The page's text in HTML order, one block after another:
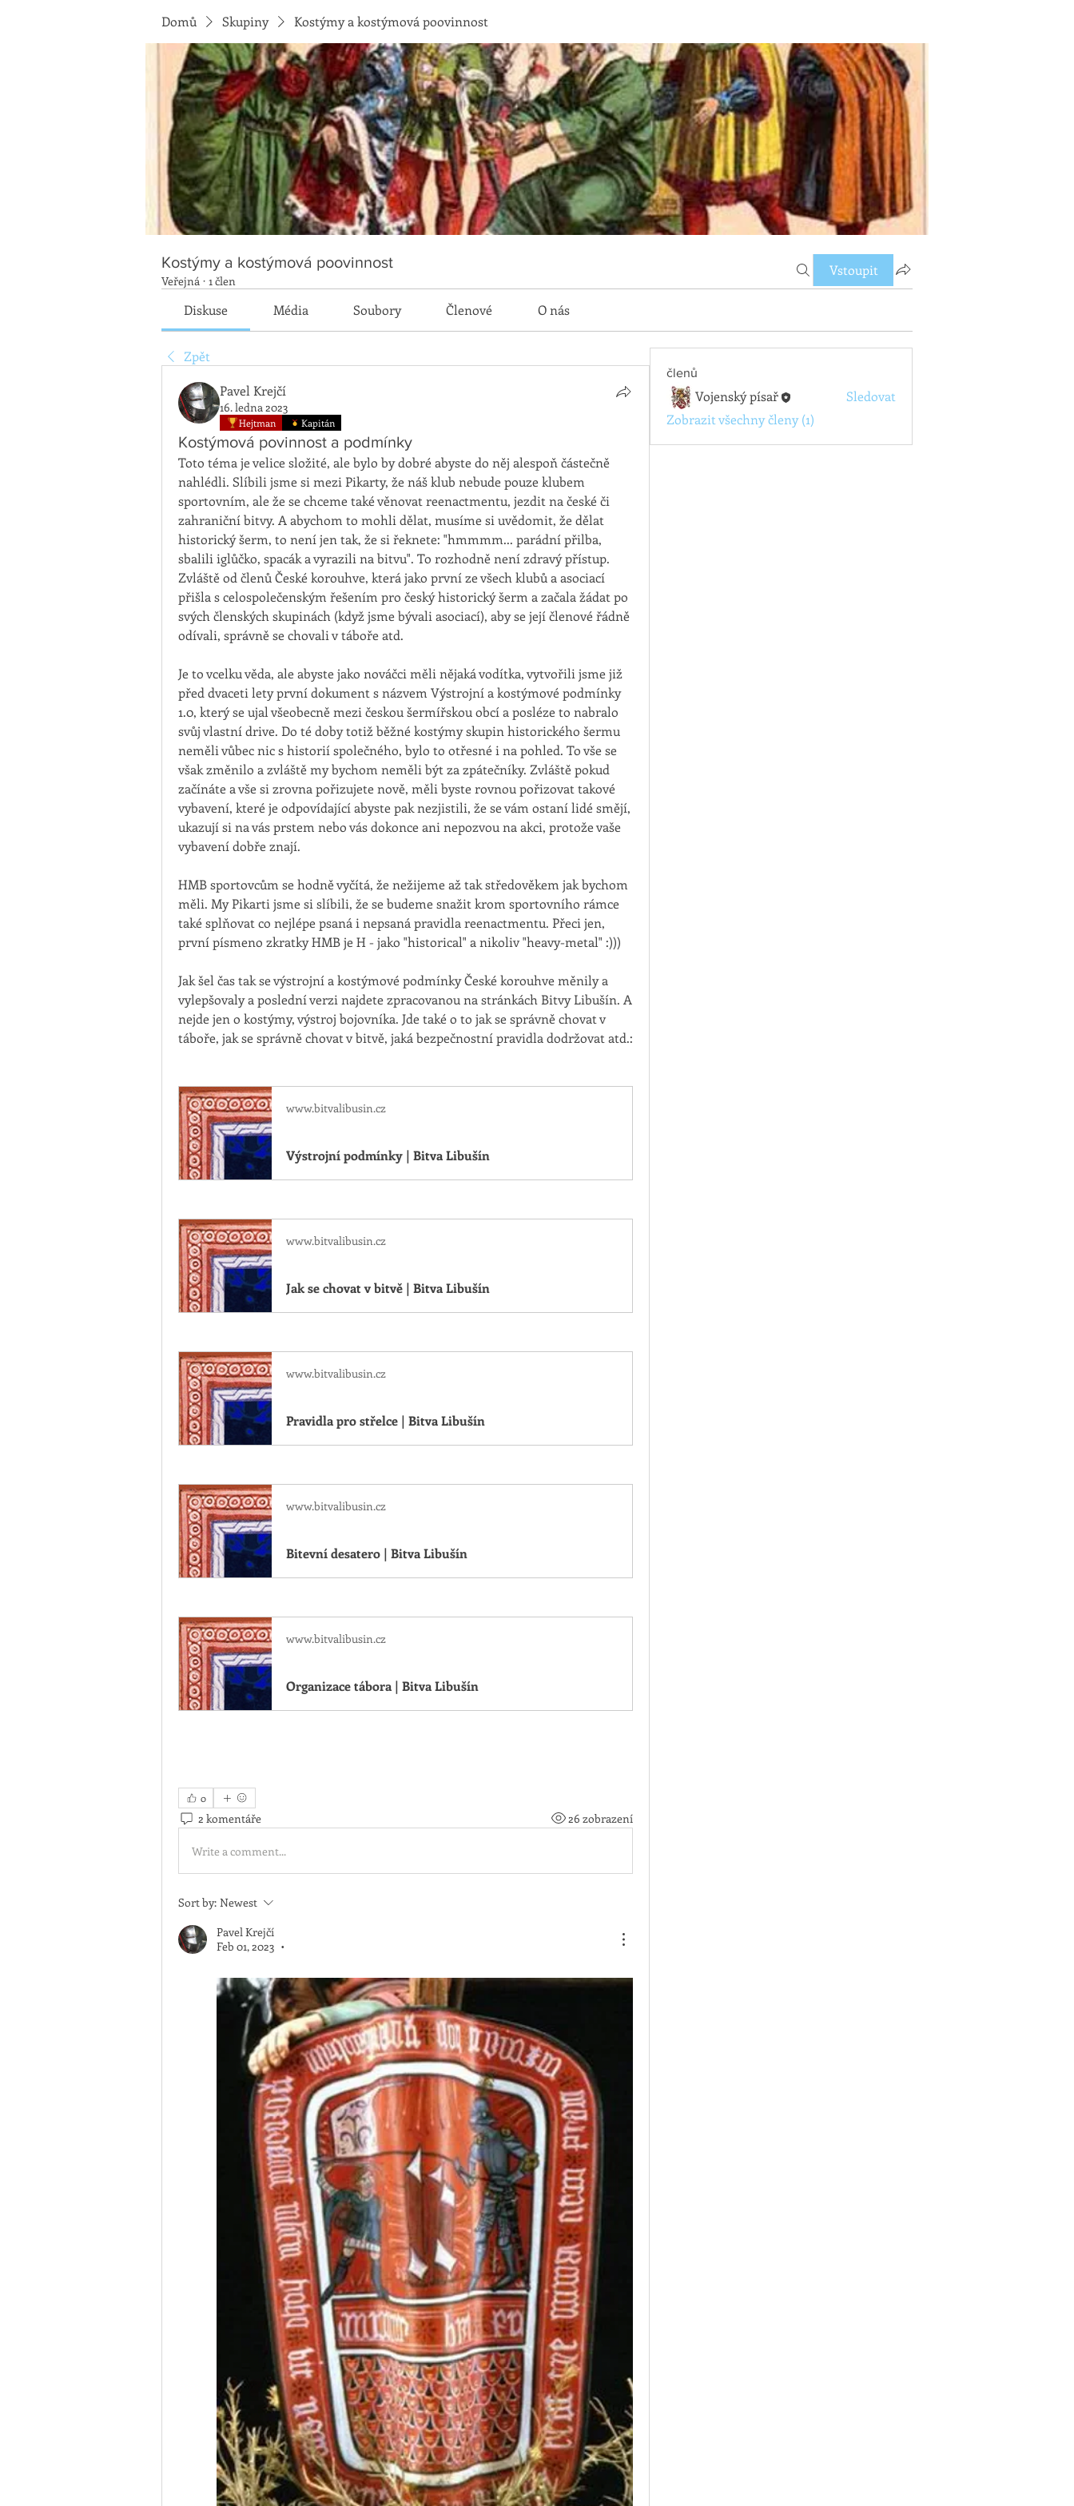
Domů Skupiny Kostýmy a kostýmová poovinnost
Kostýmy a kostýmová poovinnost
Veřejná · 1 člen
Vstoupit
Diskuse Média Soubory Členové O nás
Zpět
Pavel Krejčí
16. ledna 2023
Hejtman Kapitán
Kostýmová povinnost a podmínky
Toto téma je velice složité, ale bylo by dobré abyste do něj alespoň částečně
nahlédli. Slíbili jsme si mezi Pikarty, že náš klub nebude pouze klubem
sportovním, ale že se chceme také věnovat reenactmentu, jezdit na české či
zahraniční bitvy. A abychom to mohli dělat, musíme si uvědomit, že dělat
historický šerm, to není jen tak, že si řeknete: "hmmmm... parádní přilba,
sbalili iglůčko, spacák a vyrazili na bitvu". To rozhodně není zdravý přístup.
Zvláště od členů České korouhve, která jako první ze všech klubů a asociací
přišla s celospolečenským řešením pro český historický šerm a začala žádat po
svých členských skupinách (když jsme bývali asociací), aby se její členové řádně
odívali, správně se chovali v táboře atd.
Je to vcelku věda, ale abyste jako nováčci měli nějaká vodítka, vytvořili jsme již
před dvaceti lety první dokument s názvem Výstrojní a kostýmové podmínky
1.0, který se ujal všeobecně mezi českou šermířskou obcí a posléze to nabralo
svůj vlastní drive. Do té doby totiž běžné kostýmy skupin historického šermu
neměli vůbec nic s historií společného, bylo to otřesné i na pohled. To vše se
však změnilo a zvláště my bychom neměli být za zpátečníky. Zvláště pokud
začínáte a vše si zrovna pořizujete nově, měli byste rovnou pořizovat takové
vybavení, které je odpovídající abyste pak nezjistili, že se vám ostaní lidé smějí,
ukazují si na vás prstem nebo vás dokonce ani nepozvou na akci, protože vaše
vybavení dobře znají.
HMB sportovcům se hodně vyčítá, že nežijeme až tak středověkem jak bychom
měli. My Pikarti jsme si slíbili, že se budeme snažit krom sportovního rámce
také splňovat co nejlépe psaná i nepsaná pravidla reenactmentu. Přeci jen,
první písmeno zkratky HMB je H - jako "historical" a nikoliv "heavy-metal" :)))
Jak šel čas tak se výstrojní a kostýmové podmínky České korouhve měnily a
vylepšovaly a poslední verzi najdete zpracovanou na stránkách Bitvy Libušín. A
nejde jen o kostýmy, výstroj bojovníka. Jde také o to jak se správně chovat v
táboře, jak se správně chovat v bitvě, jaká bezpečnostní pravidla dodržovat atd.:
www.bitvalibusin.cz
Výstrojní podmínky | Bitva Libušín
www.bitvalibusin.cz
Jak se chovat v bitvě | Bitva Libušín
www.bitvalibusin.cz
Pravidla pro střelce | Bitva Libušín
www.bitvalibusin.cz
Bitevní desatero | Bitva Libušín
www.bitvalibusin.cz
Organizace tábora | Bitva Libušín
0
2 komentáře 26 zobrazení
Write a comment...
Sort by: Newest
Pavel Krejčí
Feb 01, 2023
•
členů
Vojenský písař
Sledovat
Zobrazit všechny členy (1)